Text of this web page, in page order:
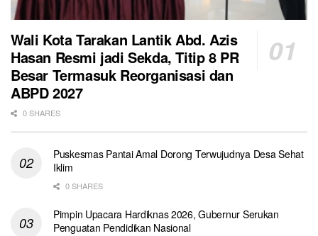
Wali Kota Tarakan Lantik Abd. Azis
Hasan Resmi jadi Sekda, Titip 8 PR
Besar Termasuk Reorganisasi dan
ABPD 2027
0 SHARES
Puskesmas Pantai Amal Dorong Terwujudnya Desa Sehat
Iklim
0 SHARES
Pimpin Upacara Hardiknas 2026, Gubernur Serukan
Penguatan Pendidikan Nasional